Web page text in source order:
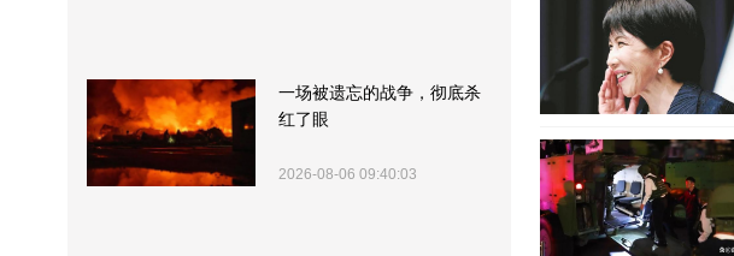
一场被遗忘的战争，彻底杀
红了眼
2026-08-06 09:40:03